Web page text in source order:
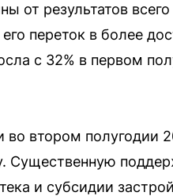
от результатов
переток в более
с 32% в первом
во втором полугодии
Существенную
и субсидии